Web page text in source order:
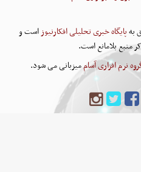
بهپایگاه خبری تحلیلی افکارنیوزاست و
منبع بلامانع است.
نرم افزاری آساممیزبانی می شود.